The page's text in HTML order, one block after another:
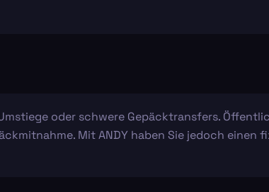
oder schwere Gepäcktransfers.
Mit ANDY haben Sie jedoch einen